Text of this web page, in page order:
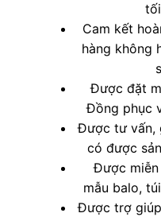
Cam kết
hàng không
Được đặt
Đồng phục
Được tư vấn,
có được
Được
mẫu balo,
Được trợ